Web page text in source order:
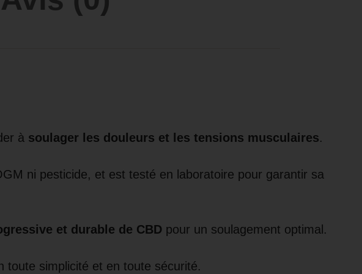
à soulager les douleurs et les tensions musculaires.
ni pesticide, et est testé en laboratoire pour garantir sa
et durable de CBD pour un soulagement optimal.
toute simplicité et en toute sécurité.